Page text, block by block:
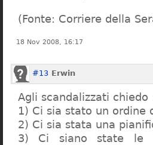
(Fonte: Corriere della
18 Nov 2008, 16:17
#13 Erwin
Agli scandalizzati
1) Ci sia stato un ordine
2) Ci sia stata una
3) Ci siano state le